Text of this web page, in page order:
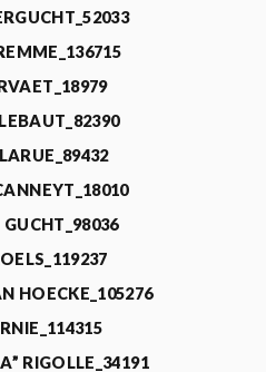
GUCHT_98036
HOECKE_105276
RIGOLLE_34191